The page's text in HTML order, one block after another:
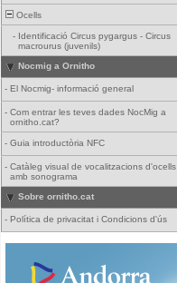
Ocells
- Identificació Circus pygargus - Circus
macrourus (juvenils)
Nocmig a Ornitho
- El Nocmig- informació general
- Com entrar les teves dades NocMig a
ornitho.cat?
- Guia introductòria NFC
- Catàleg visual de vocalitzacions d'ocells
amb sonograma
Sobre ornitho.cat
- Política de privacitat i Condicions d'ús